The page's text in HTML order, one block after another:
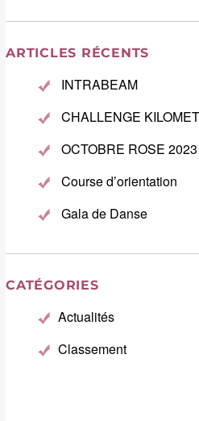
ARTICLES RÉCENTS
INTRABEAM
CHALLENGE
OCTOBRE ROSE 2023
Course d’orientation
Gala de Danse
CATÉGORIES
Actualités
Classement